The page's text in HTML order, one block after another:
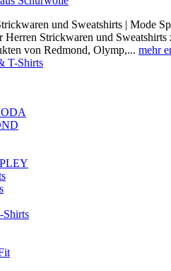
und Sweatshirts | Mode
Herren Strickwaren und
von Redmond, Olymp,... mehr
T-Shirts
Shirts